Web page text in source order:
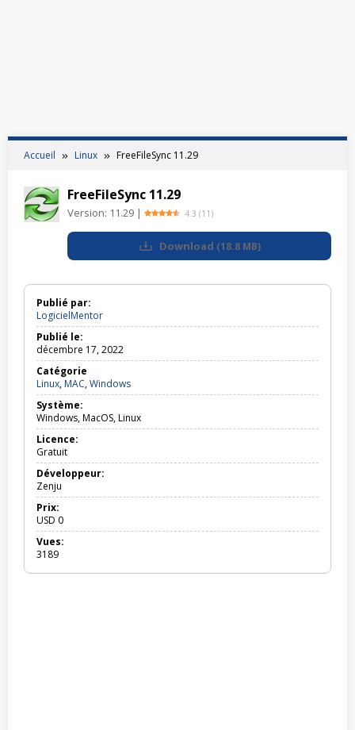
Accueil Linux FreeFileSync 11.29
FreeFileSync 11.29
Version: 11.29 | 4.3 (11 )
Download (18.8 MB)
Publié par:
LogicielMentor
Publié le:
décembre 17, 2022
Catégorie
Linux, MAC,WindowsLinux,
MAC,
Système:
Windows, MacOS, Linux
Licence:
Gratuit
Développeur:
Zenju
Prix:
USD 0
Vues:
3189